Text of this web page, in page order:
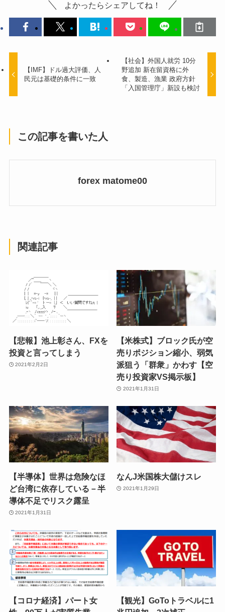
よかったらシェアしてね！
【IMF】ドル過大評価、人
民元は基礎的条件に一致
【社会】外国人就労 10分
野追加 新在留資格に外
食、製造、漁業 政府方針
「入国管理庁」新設も検討
この記事を書いた人
forex matome00
関連記事
【悲報】池上彰さん、FXを
投資と言ってしまう
2021年2月2日
【米株式】ブロック氏が空
売りポジション縮小、弱気
派狙う「群衆」かわす【空
売り投資家VS掲示板】
2021年1月31日
【半導体】世界は危険なほ
ど台湾に依存している－半
導体不足でリスク露呈
2021年1月31日
なんJ米国株大儲けスレ
2021年1月29日
【コロナ経済】パート女
【観光】GoToトラベルに1